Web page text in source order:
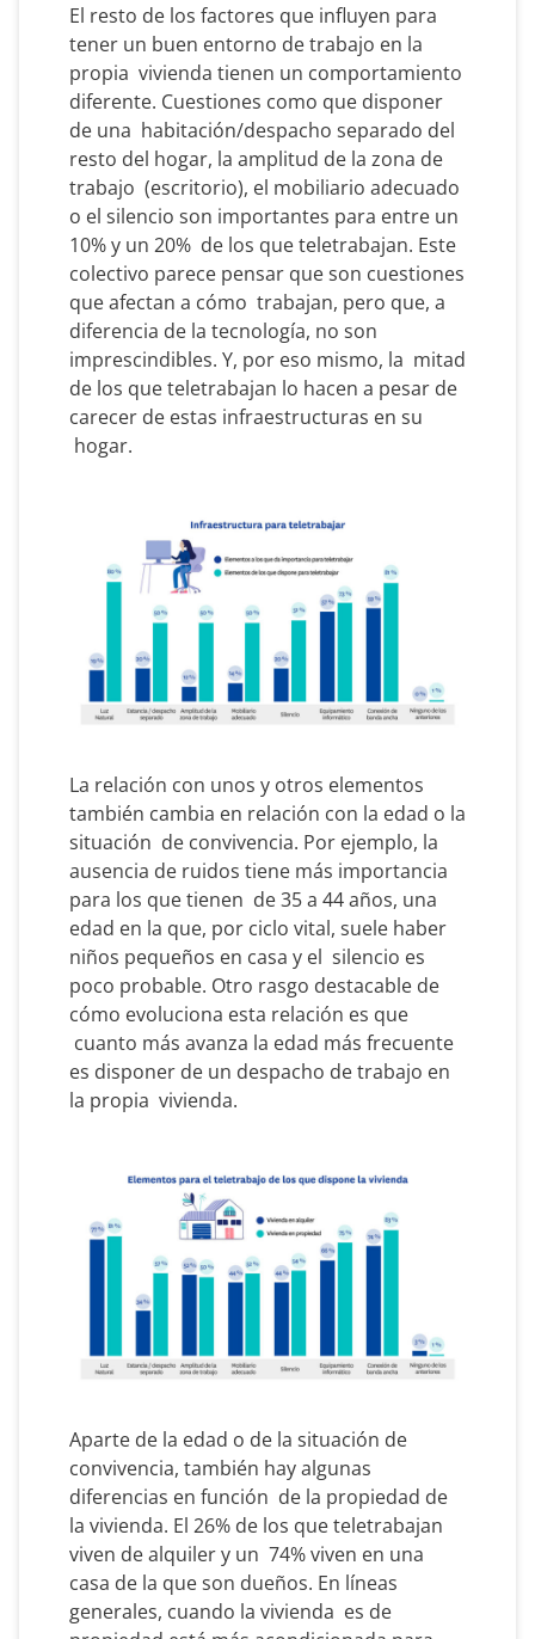
El resto de los factores que influyen para
tener un buen entorno de trabajo en la
propia vivienda tienen un comportamiento
diferente. Cuestiones como que disponer
de una habitación/despacho separado del
resto del hogar, la amplitud de la zona de
trabajo (escritorio), el mobiliario adecuado
o el silencio son importantes para entre un
10% y un 20% de los que teletrabajan. Este
colectivo parece pensar que son cuestiones
que afectan a cómo trabajan, pero que, a
diferencia de la tecnología, no son
imprescindibles. Y, por eso mismo, la mitad
de los que teletrabajan lo hacen a pesar de
carecer de estas infraestructuras en su
hogar.
La relación con unos y otros elementos
también cambia en relación con la edad o la
situación de convivencia. Por ejemplo, la
ausencia de ruidos tiene más importancia
para los que tienen de 35 a 44 años, una
edad en la que, por ciclo vital, suele haber
niños pequeños en casa y el silencio es
poco probable. Otro rasgo destacable de
cómo evoluciona esta relación es que
cuanto más avanza la edad más frecuente
es disponer de un despacho de trabajo en
la propia vivienda.
Aparte de la edad o de la situación de
convivencia, también hay algunas
diferencias en función de la propiedad de
la vivienda. El 26% de los que teletrabajan
viven de alquiler y un 74% viven en una
casa de la que son dueños. En líneas
generales, cuando la vivienda es de